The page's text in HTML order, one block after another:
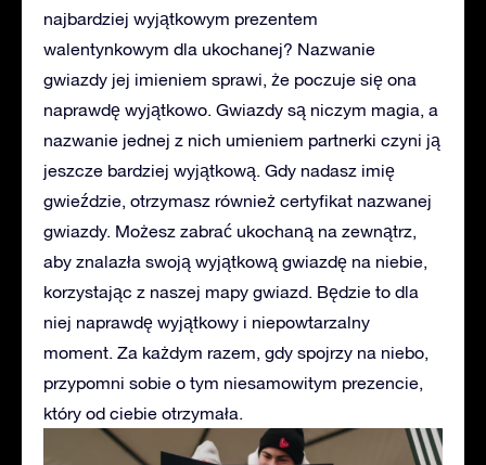
najbardziej wyjątkowym prezentem
walentynkowym dla ukochanej? Nazwanie
gwiazdy jej imieniem sprawi, że poczuje się ona
naprawdę wyjątkowo. Gwiazdy są niczym magia, a
nazwanie jednej z nich umieniem partnerki czyni ją
jeszcze bardziej wyjątkową. Gdy nadasz imię
gwieździe, otrzymasz również certyfikat nazwanej
gwiazdy. Możesz zabrać ukochaną na zewnątrz,
aby znalazła swoją wyjątkową gwiazdę na niebie,
korzystając z naszej mapy gwiazd. Będzie to dla
niej naprawdę wyjątkowy i niepowtarzalny
moment. Za każdym razem, gdy spojrzy na niebo,
przypomni sobie o tym niesamowitym prezencie,
który od ciebie otrzymała.